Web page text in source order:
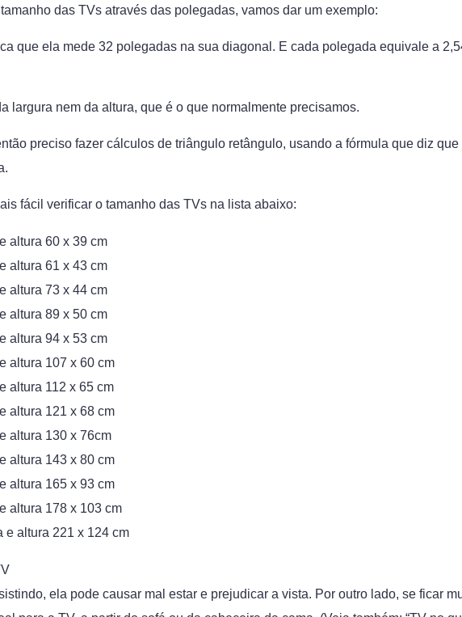
das TVs através das polegadas, vamos dar um exemplo:
que ela mede 32 polegadas na sua diagonal. E cada polegada equivale a
largura nem da altura, que é o que normalmente precisamos.
preciso fazer cálculos de triângulo retângulo, usando a fórmula que diz
fácil verificar o tamanho das TVs na lista abaixo:
altura 60 x 39 cm
altura 61 x 43 cm
altura 73 x 44 cm
altura 89 x 50 cm
altura 94 x 53 cm
altura 107 x 60 cm
altura 112 x 65 cm
altura 121 x 68 cm
altura 130 x 76cm
altura 143 x 80 cm
altura 165 x 93 cm
altura 178 x 103 cm
e altura 221 x 124 cm
ela pode causar mal estar e prejudicar a vista. Por outro lado, se ficar